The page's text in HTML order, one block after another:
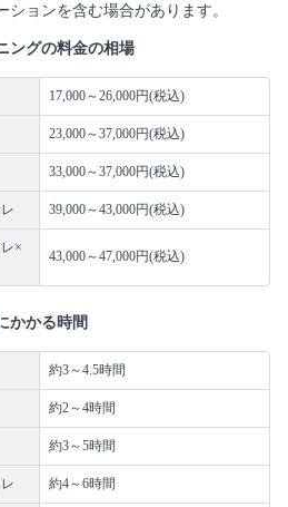
ョンを含む場合があります。
ングの料金の相場
17,000～26,000円(税込)
23,000～37,000円(税込)
33,000～37,000円(税込)
39,000～43,000円(税込)
×
43,000～47,000円(税込)
かかる時間
約3～4.5時間
約2～4時間
約3～5時間
約4～6時間